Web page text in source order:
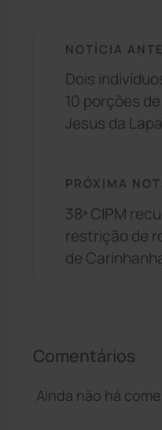
NOTÍCIA
Dois
10 porções
Jesus da Lapa
PRÓXIMA
38ª CIPM
restrição de
de
Comentários
Ainda não há